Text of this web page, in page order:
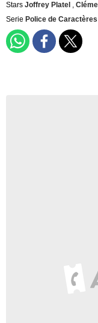
Stars Joffrey Platel ,
Serie Police de